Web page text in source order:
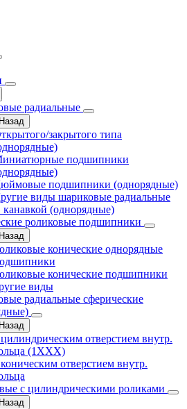
радиальные
Назад
закрытого типа
подшипники
подшипники (однорядные)
виды шариковые радиальные
(однорядные)
роликовые подшипники
Назад
конические однорядные
конические подшипники
виды
радиальные сферические
Назад
отверстием внутр.
(1ХХХ)
отверстием внутр.
с цилиндрическими роликами
Назад